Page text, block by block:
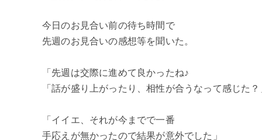
今日のお見合い前の待ち時間で
先週のお見合いの感想等を聞いた。
「先週は交際に進めて良かったね♪
「話が盛り上がったり、相性が合うなって感じた？
「イイエ、それが今までで一番
手応えが無かったので結果が意外でした」